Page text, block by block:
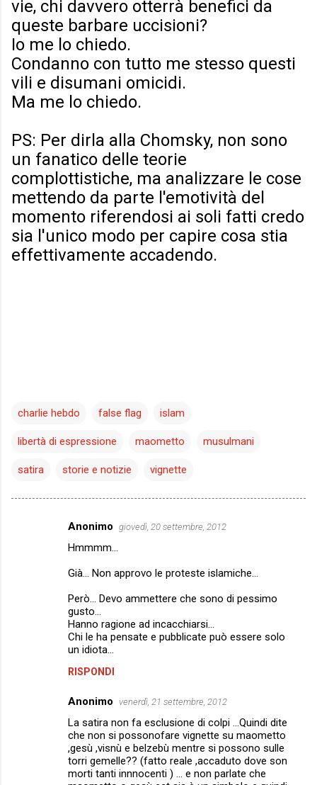
vie, chi davvero otterrà benefici da
queste barbare uccisioni?
Io me lo chiedo.
Condanno con tutto me stesso questi
vili e disumani omicidi.
Ma me lo chiedo.
PS: Per dirla alla Chomsky, non sono
un fanatico delle teorie
complottistiche, ma analizzare le cose
mettendo da parte l'emotività del
momento riferendosi ai soli fatti credo
sia l'unico modo per capire cosa stia
effettivamente accadendo.
charlie hebdo false flag islam
libertà di espressione maometto musulmani
satira storie e notizie vignette
Anonimo giovedì, 20 settembre, 2012
Hmmmm...
Già... Non approvo le proteste islamiche...
Però... Devo ammettere che sono di pessimo
gusto...
Hanno ragione ad incacchiarsi...
Chi le ha pensate e pubblicate può essere solo
un idiota...
RISPONDI
Anonimo venerdì, 21 settembre, 2012
La satira non fa esclusione di colpi ...Quindi dite
che non si possonofare vignette su maometto
,gesù ,visnù e belzebù mentre si possono sulle
torri gemelle?? (fatto reale ,accaduto dove son
morti tanti innnocenti ) ... e non parlate che